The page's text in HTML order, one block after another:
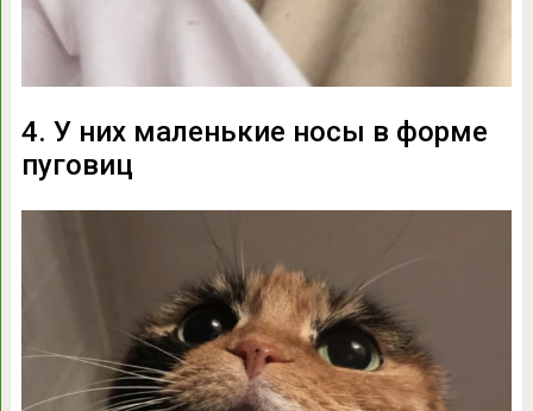
4. У них маленькие носы в форме
пуговиц